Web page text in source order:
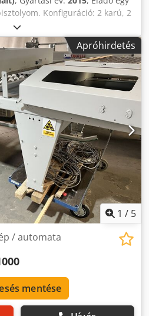
Konfiguráció: 2 karú, 2
Dksdpfx Anowg Tunjpsr
Magnum. Építés éve: 2015
Azonnal elérhető. Teljesen
Apróhirdetés
1 / 5
/ automata
mentése